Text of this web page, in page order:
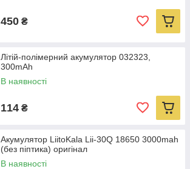
450 ₴
Літій-полімерний акумулятор 032323,
300mAh
В наявності
114 ₴
Акумулятор LiitoKala Lii-30Q 18650 3000mah
(без пiптика) оригінал
В наявності